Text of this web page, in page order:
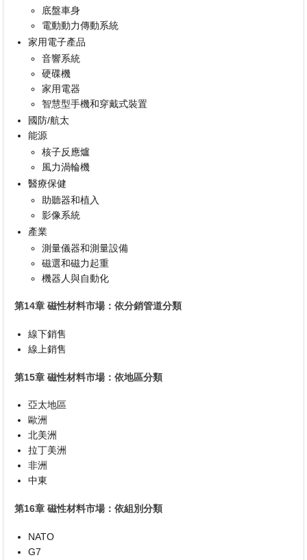
底盤車身
電動動力傳動系統
家用電子產品
音響系統
硬碟機
家用電器
智慧型手機和穿戴式裝置
國防/航太
能源
核子反應爐
風力渦輪機
醫療保健
助聽器和植入
影像系統
產業
測量儀器和測量設備
磁選和磁力起重
機器人與自動化
第14章 磁性材料市場：依分銷管道分類
線下銷售
線上銷售
第15章 磁性材料市場：依地區分類
亞太地區
歐洲
北美洲
拉丁美洲
非洲
中東
第16章 磁性材料市場：依組別分類
NATO
G7